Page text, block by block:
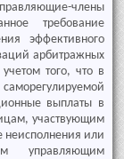
члены
требование
эффективного
арбитражных
того, что в
выплаты в
участвующим
неисполнения или
управляющим